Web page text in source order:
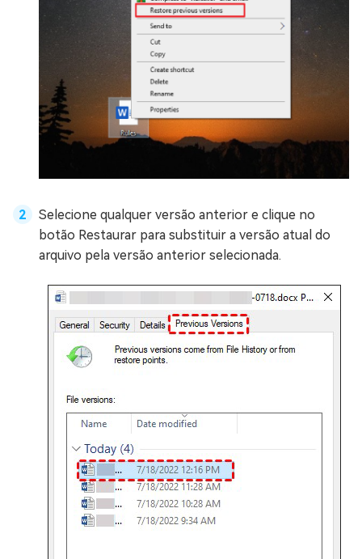
Selecione qualquer versão anterior e clique no
botão Restaurar para substituir a versão atual do
arquivo pela versão anterior selecionada.